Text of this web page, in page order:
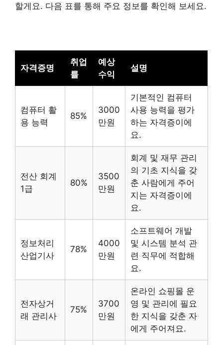
할게요. 다음 표를 통해 주요 정보를 확인해 보세요.
자격증명
취업
률
예상
수익
설명
컴퓨터 활
용 능력
85%
3000
만원
기본적인 컴퓨터
사용 능력을 평가
하는 자격증이에
요.
전산 회계
1급
80%
3500
만원
회계 및 재무 관리
의 기초 지식을 갖
춘 사람에게 주어
지는 자격증이에
요.
정보처리
산업기사
78%
4000
만원
소프트웨어 개발
및 시스템 분석 관
련 직무에 적합해
요.
전자상거
래 관리사
75%
3700
만원
온라인 쇼핑몰 운
영 및 관리에 필요
한 지식을 갖춘 자
에게 주어져요.